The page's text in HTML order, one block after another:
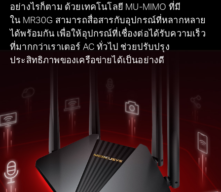
อย่างไรก็ตาม ด้วยเทคโนโลยี MU-MIMO ที่มี
ใน MR30G สามารถสื่อสารกับอุปกรณ์ที่หลากหลาย
ได้พร้อมกัน เพื่อให้อุปกรณ์ที่เชื่องต่อได้รับความเร็ว
ที่มากกว่าเราเตอร์ AC ทั่วไป ช่วยปรับปรุง
ประสิทธิภาพของเครือข่ายได้เป็นอย่างดี